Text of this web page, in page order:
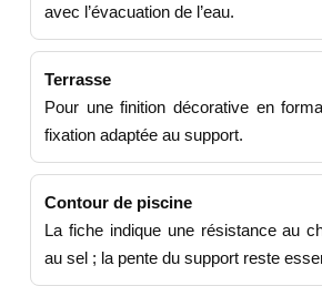
avec l’évacuation de l’eau.
Terrasse
Pour une finition décorative en
fixation adaptée au support.
Contour de piscine
La fiche indique une résistance au
au sel ; la pente du support reste